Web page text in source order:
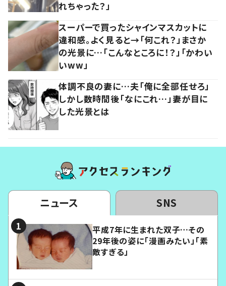
れちゃった？」
スーパーで買ったシャインマスカットに
違和感。よく見ると→「何これ？」まさか
の光景に…「こんなところに！？」「かわい
いww」
体調不良の妻に…夫「俺に全部任せろ」
しかし数時間後「なにこれ…」妻が目に
した光景とは
ニュース SNS
平成7年に生まれた双子…その
29年後の姿に「漫画みたい」「素
敵すぎる」